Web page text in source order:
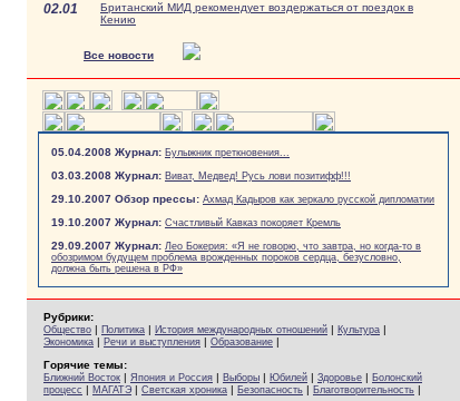
02.01
Британский МИД рекомендует воздержаться от поездок в
Кению
Все новости
05.04.2008 Журнал: Булыжник преткновения...
03.03.2008 Журнал: Виват, Медвед! Русь лови позитифф!!!
29.10.2007 Обзор прессы: Ахмад Кадыров как зеркало русской дипломатии
19.10.2007 Журнал: Счастливый Кавказ покоряет Кремль
29.09.2007 Журнал: Лео Бокерия: «Я не говорю, что завтра, но когда-то в
обозримом будущем проблема врожденных пороков сердца, безусловно,
должна быть решена в РФ»
Рубрики:
Общество | Политика | История международных отношений | Культура |
Экономика | Речи и выступления | Образование |
Горячие темы:
Ближний Восток | Япония и Россия | Выборы | Юбилей | Здоровье | Болонский
процесс | МАГАТЭ | Светская хроника | Безопасность | Благотворительность |